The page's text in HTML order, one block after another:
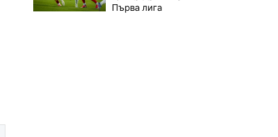
Първа лига